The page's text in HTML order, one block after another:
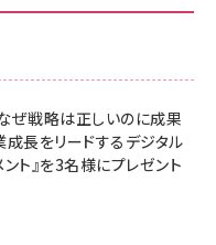
ぜ戦略は正しいのに成果
長をリードするデジタル
ト』を3名様にプレゼント